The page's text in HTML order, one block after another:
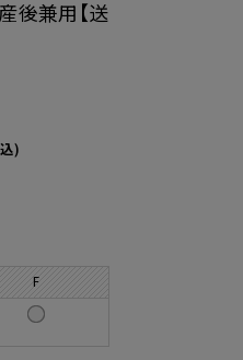
後兼用【送
)
F